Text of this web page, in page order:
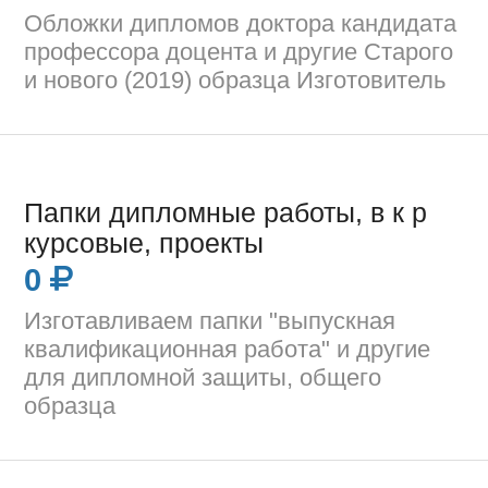
Обложки дипломов доктора кандидата
профессора доцента и другие Старого
и нового (2019) образца Изготовитель
Папки дипломные работы, в к р
курсовые, проекты
0
Изготавливаем папки "выпускная
квалификационная работа" и другие
для дипломной защиты, общего
образца